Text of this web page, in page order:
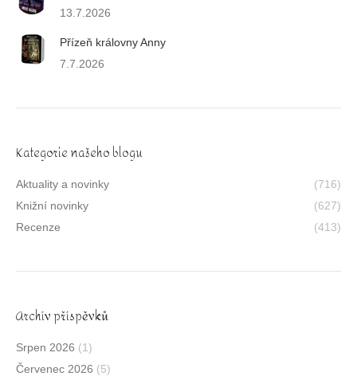
13.7.2026
Přízeň královny Anny
7.7.2026
Kategorie našeho blogu
Aktuality a novinky
(716)
Knižní novinky
(627)
Recenze
(413)
Archív příspěvků
Srpen 2026 (1)
Červenec 2026 (5)